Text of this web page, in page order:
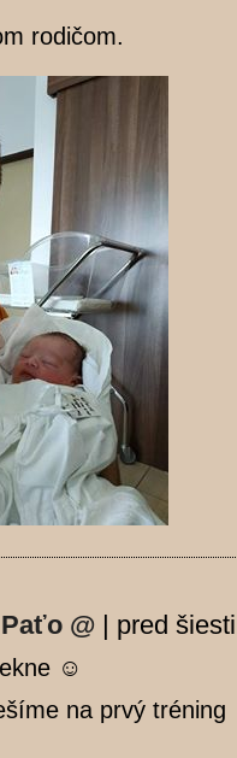
rodičom.
@ | pred
☺️
na prvý tréning